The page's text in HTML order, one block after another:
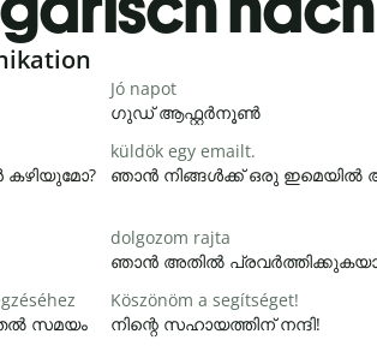
Jó napot
ഗുഡ് ആഫ്റ്റർനൂൺ
കഴിയുമോ?
küldök egy emailt.
ഞാൻ നിങ്ങൾക്ക് ഒരു ഇമെയിൽ
dolgozom rajta
ഞാൻ അതിൽ
സമയം
Köszönöm a segítséget!
നിന്റെ സഹായത്തിന് നന്ദി!